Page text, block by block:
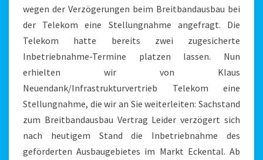
wegen der Verzögerungen beim Breitbandausbau bei
der Telekom eine Stellungnahme angefragt. Die
Telekom hatte bereits zwei zugesicherte
Inbetriebnahme-Termine platzen lassen. Nun
erhielten wir von Klaus
Neuendank/Infrastrukturvertrieb Telekom eine
Stellungnahme, die wir an Sie weiterleiten: Sachstand
zum Breitbandausbau Vertrag Leider verzögert sich
nach heutigem Stand die Inbetriebnahme des
geförderten Ausbaugebietes im Markt Eckental. Ab